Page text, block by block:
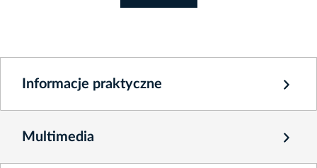
Informacje praktyczne
Multimedia